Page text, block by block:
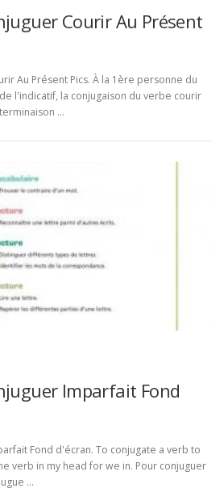
Courir Au Présent
Au Présent Pics. À la 1ère personne du
l'indicatif, la conjugaison du verbe courir
…
Imparfait Fond
Fond d'écran. To conjugate a verb to
verb in my head for we in. Pour conjuguer
…